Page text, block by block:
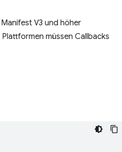
V3 und höher
müssen Callbacks